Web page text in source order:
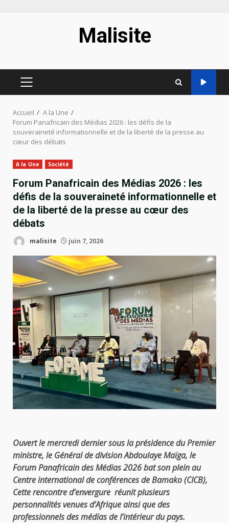
Malisite
MENU
Accueil
A la Une
Forum Panafricain des Médias 2026 : les défis de la
souveraineté informationnelle et de la liberté de la presse au
cœur des débats
A la Une Société
Forum Panafricain des Médias 2026 : les
défis de la souveraineté informationnelle et
de la liberté de la presse au cœur des
débats
malisite juin 7, 2026
Ouvert le mercredi dernier sous la présidence du Premier
ministre, le Général de division Abdoulaye Maïga, le
Forum Panafricain des Médias 2026 bat son plein au
Centre international de conférences de Bamako (CICB),
Cette rencontre d’envergure réunit plusieurs
personnalités venues d’Afrique ainsi que des
professionnels des médias de l’intérieur du pays.